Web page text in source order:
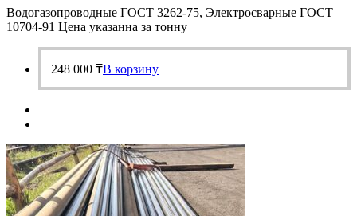
Водогазопроводные ГОСТ 3262-75, Электросварные ГОСТ
10704-91 Цена указанна за тонну
248 000 ₸В корзину